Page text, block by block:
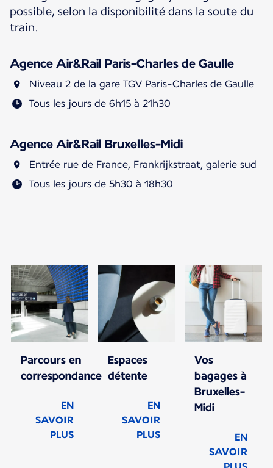
possible, selon la disponibilité dans la soute du
train.
Agence Air&Rail Paris-Charles de Gaulle
Niveau 2 de la gare TGV Paris-Charles de Gaulle
Tous les jours de 6h15 à 21h30
Agence Air&Rail Bruxelles-Midi
Entrée rue de France, Frankrijkstraat, galerie sud
Tous les jours de 5h30 à 18h30
Parcours en
correspondance
EN
SAVOIR
PLUS
Espaces
détente
EN
SAVOIR
PLUS
Vos
bagages à
Bruxelles-
Midi
EN
SAVOIR